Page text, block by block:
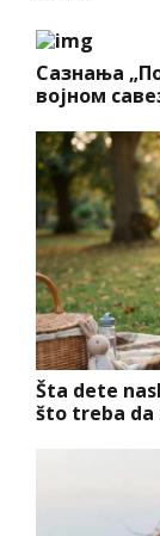
Сазнања
војном
Šta dete
što treba